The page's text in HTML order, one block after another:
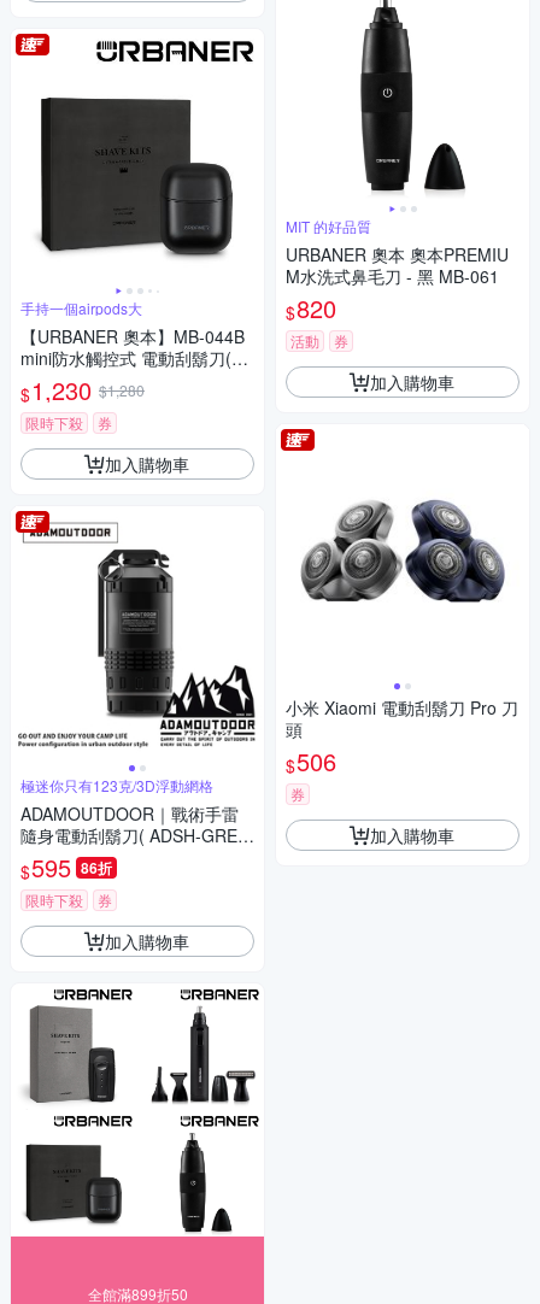
手持一個airpods大
【URBANER 奧本】MB-044B
mini防水觸控式 電動刮鬍刀(口
袋電刮鬍刀/電鬍刀/刮鬍刀)
$1,230 $1,280
限時下殺
券
加入購物車
極迷你只有123克/3D浮動網格
ADAMOUTDOOR｜戰術手雷
隨身電動刮鬍刀( ADSH-GRE6
00 旅行 戶外)
$595 86折
限時下殺 券
加入購物車
全館滿899折50
MIT 的好品質
URBANER 奧本 奧本PREMIU
M水洗式鼻毛刀 - 黑 MB-061
$820
活動 券
加入購物車
小米 Xiaomi 電動刮鬍刀 Pro 刀
頭
$506
券
加入購物車